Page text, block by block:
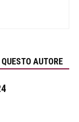
AUTORE